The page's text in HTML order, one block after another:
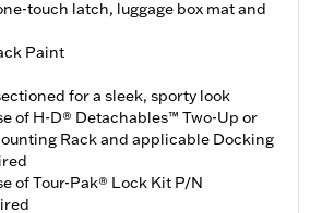
touch latch, luggage box mat and
Paint
for a sleek, sporty look
of H-D® Detachables™ Two-Up or
Rack and applicable Docking
of Tour-Pak® Lock Kit P/N